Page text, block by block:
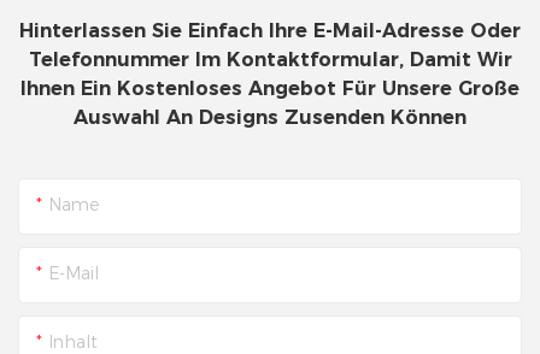
Hinterlassen Sie Einfach Ihre E-Mail-Adresse Oder
Telefonnummer Im Kontaktformular, Damit Wir
Ihnen Ein Kostenloses Angebot Für Unsere Große
Auswahl An Designs Zusenden Können
Name
E-Mail
Inhalt